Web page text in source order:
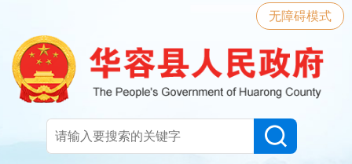
无障碍模式